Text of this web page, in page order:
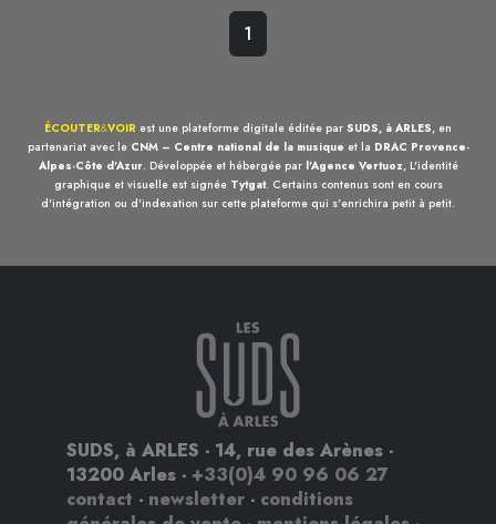
1
ÉCOUTER&VOIR est une plateforme digitale éditée par SUDS, à ARLES, en
partenariat avec le CNM – Centre national de la musique et la DRAC Provence-
Alpes-Côte d'Azur. Développée et hébergée par l'Agence Vertuoz, L'identité
graphique et visuelle est signée Tytgat. Certains contenus sont en cours
d'intégration ou d'indexation sur cette plateforme qui s'enrichira petit à petit.
SUDS, à ARLES - 14, rue des Arènes -
13200 Arles - +33(0)4 90 96 06 27
contact - newsletter - conditions